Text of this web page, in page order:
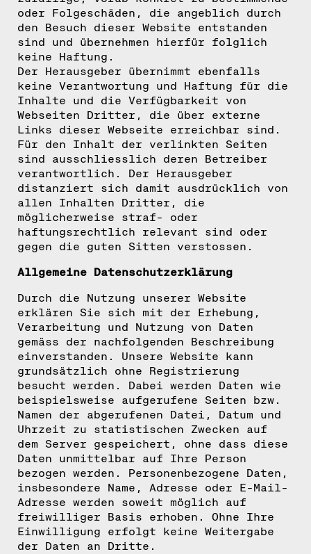
oder Folgeschäden, die angeblich durch
den Besuch dieser Website entstanden
sind und übernehmen hierfür folglich
keine Haftung.
Der Herausgeber übernimmt ebenfalls
keine Verantwortung und Haftung für die
Inhalte und die Verfügbarkeit von
Webseiten Dritter, die über externe
Links dieser Webseite erreichbar sind.
Für den Inhalt der verlinkten Seiten
sind ausschliesslich deren Betreiber
verantwortlich. Der Herausgeber
distanziert sich damit ausdrücklich von
allen Inhalten Dritter, die
möglicherweise straf- oder
haftungsrechtlich relevant sind oder
gegen die guten Sitten verstossen.
Allgemeine Datenschutzerklärung
Durch die Nutzung unserer Website
erklären Sie sich mit der Erhebung,
Verarbeitung und Nutzung von Daten
gemäss der nachfolgenden Beschreibung
einverstanden. Unsere Website kann
grundsätzlich ohne Registrierung
besucht werden. Dabei werden Daten wie
beispielsweise aufgerufene Seiten bzw.
Namen der abgerufenen Datei, Datum und
Uhrzeit zu statistischen Zwecken auf
dem Server gespeichert, ohne dass diese
Daten unmittelbar auf Ihre Person
bezogen werden. Personenbezogene Daten,
insbesondere Name, Adresse oder E-Mail-
Adresse werden soweit möglich auf
freiwilliger Basis erhoben. Ohne Ihre
Einwilligung erfolgt keine Weitergabe
der Daten an Dritte.